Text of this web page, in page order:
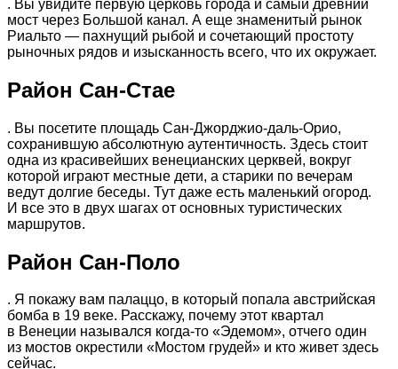
. Вы увидите первую церковь города и самый древний
мост через Большой канал. А еще знаменитый рынок
Риальто — пахнущий рыбой и сочетающий простоту
рыночных рядов и изысканность всего, что их окружает.
Район Сан-Стае
. Вы посетите площадь Сан-Джорджио-даль-Орио,
сохранившую абсолютную аутентичность. Здесь стоит
одна из красивейших венецианских церквей, вокруг
которой играют местные дети, а старики по вечерам
ведут долгие беседы. Тут даже есть маленький огород.
И все это в двух шагах от основных туристических
маршрутов.
Район Сан-Поло
. Я покажу вам палаццо, в который попала австрийская
бомба в 19 веке. Расскажу, почему этот квартал
в Венеции назывался когда-то «Эдемом», отчего один
из мостов окрестили «Мостом грудей» и кто живет здесь
сейчас.